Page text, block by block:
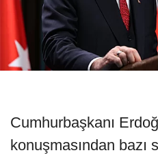
Cumhurbaşkanı
konuşmasından bazı